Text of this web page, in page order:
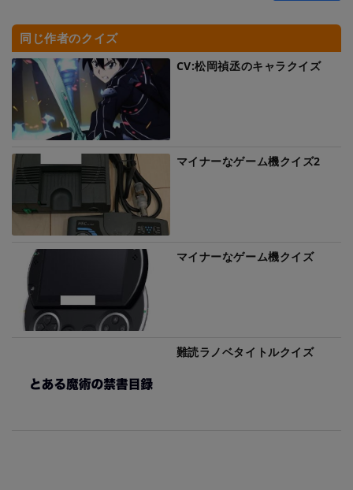
同じ作者のクイズ
CV:松岡禎丞のキャラクイズ
マイナーなゲーム機クイズ2
マイナーなゲーム機クイズ
難読ラノベタイトルクイズ